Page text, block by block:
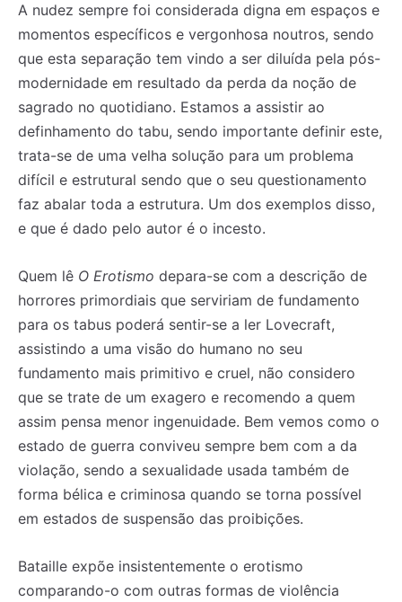
A nudez sempre foi considerada digna em espaços e
momentos específicos e vergonhosa noutros, sendo
que esta separação tem vindo a ser diluída pela pós-
modernidade em resultado da perda da noção de
sagrado no quotidiano. Estamos a assistir ao
definhamento do tabu, sendo importante definir este,
trata-se de uma velha solução para um problema
difícil e estrutural sendo que o seu questionamento
faz abalar toda a estrutura. Um dos exemplos disso,
e que é dado pelo autor é o incesto.
Quem lê O Erotismo depara-se com a descrição de
horrores primordiais que serviriam de fundamento
para os tabus poderá sentir-se a ler Lovecraft,
assistindo a uma visão do humano no seu
fundamento mais primitivo e cruel, não considero
que se trate de um exagero e recomendo a quem
assim pensa menor ingenuidade. Bem vemos como o
estado de guerra conviveu sempre bem com a da
violação, sendo a sexualidade usada também de
forma bélica e criminosa quando se torna possível
em estados de suspensão das proibições.
Bataille expõe insistentemente o erotismo
comparando-o com outras formas de violência